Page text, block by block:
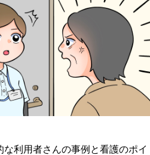
な利用者さんの事例と看護のポイ